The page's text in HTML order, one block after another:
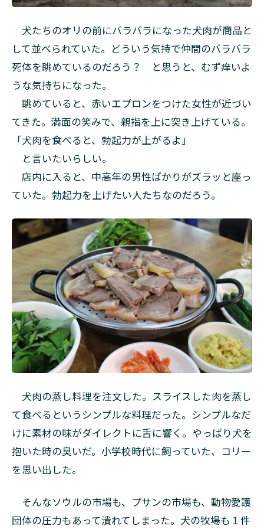
犬たちのオリの前にバラバラになった犬肉が商品と
して並べられていた。どういう気持で仲間のバラバラ
死体を眺めているのだろう？ と思うと、むず痒いよ
うな気持ちになった。
眺めていると、赤いエプロンをつけた女性が近づい
てきた。満面の笑みで、親指を上に突き上げている。
「犬肉を食べると、勃起力が上がるよ」
と言いたいらしい。
店内に入ると、中高年の男性ばかりがズラッと座っ
ていた。勃起力を上げたい人たちなのだろう。
犬肉の蒸し料理を注文した。スライスした肉を蒸し
て食べるというシンプルな料理だった。シンプルなだ
けに素材の味がダイレクトに舌に響く。やっぱり犬を
抱いた時の臭いだ。小学校時代に飼っていた、コリー
を思い出した。
そんなソウルの市場も、プサンの市場も、動物愛護
団体の圧力もあって潰れてしまった。犬の牧場も１件